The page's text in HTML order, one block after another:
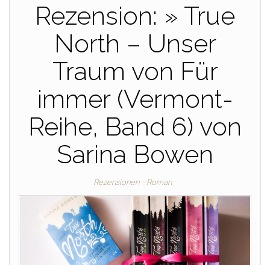
Rezension: » True
North – Unser
Traum von Für
immer (Vermont-
Reihe, Band 6) von
Sarina Bowen
Rezensionen Roman